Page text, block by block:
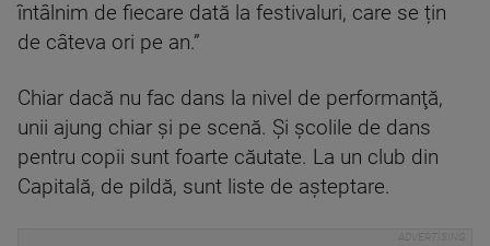
întâlnim de fiecare dată la festivaluri, care se țin
de câteva ori pe an.”
Chiar dacă nu fac dans la nivel de performanţă,
unii ajung chiar și pe scenă. Și școlile de dans
pentru copii sunt foarte căutate. La un club din
Capitală, de pildă, sunt liste de așteptare.